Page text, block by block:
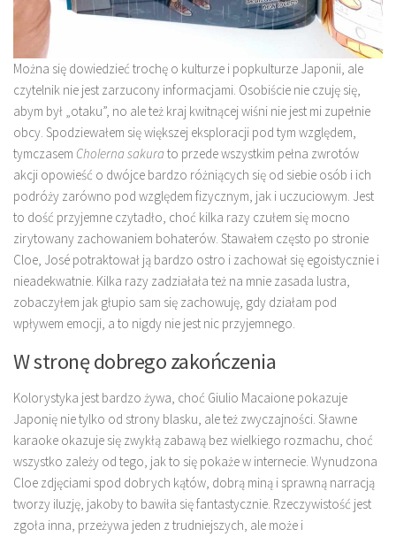
Można się dowiedzieć trochę o kulturze i popkulturze Japonii, ale
czytelnik nie jest zarzucony informacjami. Osobiście nie czuję się,
abym był „otaku”, no ale też kraj kwitnącej wiśni nie jest mi zupełnie
obcy. Spodziewałem się większej eksploracji pod tym względem,
tymczasem Cholerna sakurato przede wszystkim pełna zwrotów
akcji opowieść o dwójce bardzo różniących się od siebie osób i ich
podróży zarówno pod względem fizycznym, jak i uczuciowym. Jest
to dość przyjemne czytadło, choć kilka razy czułem się mocno
zirytowany zachowaniem bohaterów. Stawałem często po stronie
Cloe, José potraktował ją bardzo ostro i zachował się egoistycznie i
nieadekwatnie. Kilka razy zadziałała też na mnie zasada lustra,
zobaczyłem jak głupio sam się zachowuję, gdy działam pod
wpływem emocji, a to nigdy nie jest nic przyjemnego.
W stronę dobrego zakończenia
Kolorystyka jest bardzo żywa, choć Giulio Macaione pokazuje
Japonię nie tylko od strony blasku, ale też zwyczajności. Sławne
karaoke okazuje się zwykłą zabawą bez wielkiego rozmachu, choć
wszystko zależy od tego, jak to się pokaże w internecie. Wynudzona
Cloe zdjęciami spod dobrych kątów, dobrą miną i sprawną narracją
tworzy iluzję, jakoby to bawiła się fantastycznie. Rzeczywistość jest
zgoła inna, przeżywa jeden z trudniejszych, ale może i